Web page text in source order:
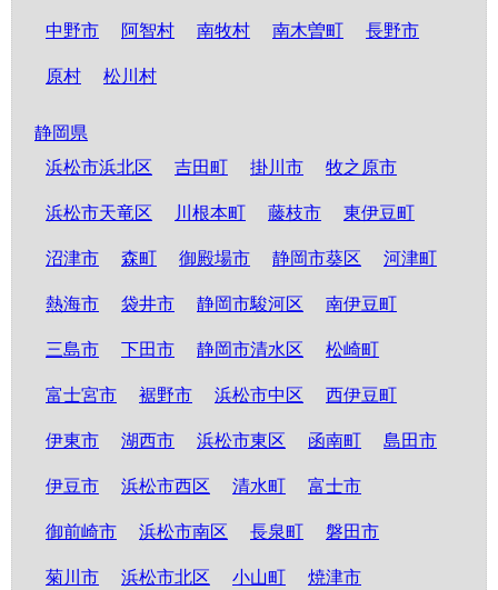
中野市 阿智村 南牧村 南木曽町 長野市
原村 松川村
静岡県
浜松市浜北区
吉田町 掛川市 牧之原市
浜松市天竜区 川根本町 藤枝市 東伊豆町
沼津市 森町 御殿場市 静岡市葵区 河津町
熱海市 袋井市 静岡市駿河区 南伊豆町
三島市 下田市 静岡市清水区 松崎町
富士宮市 裾野市 浜松市中区 西伊豆町
伊東市 湖西市 浜松市東区 函南町 島田市
伊豆市 浜松市西区 清水町 富士市
御前崎市 浜松市南区 長泉町 磐田市
菊川市 浜松市北区 小山町 焼津市